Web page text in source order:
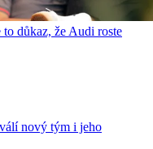
důkaz, že Audi roste
nový tým i jeho